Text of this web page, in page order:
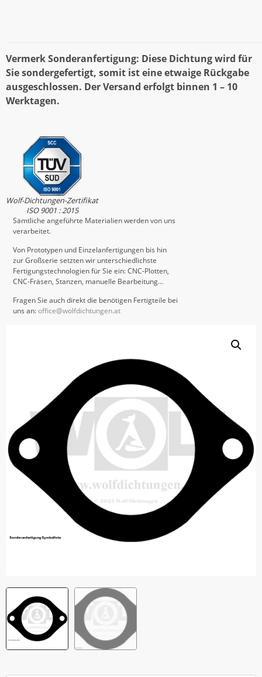
Vermerk Sonderanfertigung: Diese Dichtung wird für
Sie sondergefertigt, somit ist eine etwaige Rückgabe
ausgeschlossen. Der Versand erfolgt binnen 1 – 10
Werktagen.
Wolf-Dichtungen-Zertifikat
ISO 9001 : 2015
Sämtliche angeführte Materialien werden von uns
verarbeitet.
Von Prototypen und Einzelanfertigungen bis hin
zur Großserie setzten wir unterschiedlichste
Fertigungstechnologien für Sie ein: CNC-Plotten,
CNC-Fräsen, Stanzen, manuelle Bearbeitung…
Fragen Sie auch direkt die benötigen Fertigteile bei
uns an:office@wolfdichtungen.at